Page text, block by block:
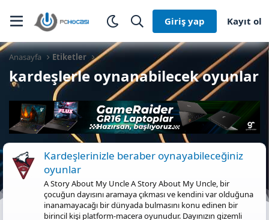
Giriş yap Kayıt ol
Anasayfa Etiketler
kardeşlerle oynanabilecek oyunlar
Kardeşlerinizle beraber oynayabileceğiniz
oyunlar
A Story About My Uncle A Story About My Uncle, bir
çocuğun dayısını aramaya çıkması ve kendini var olduğuna
inanamayacağı bir dünyada bulmasını konu edinen bir
birincil kişi platform-macera oyunudur. Dayınızın gizemli